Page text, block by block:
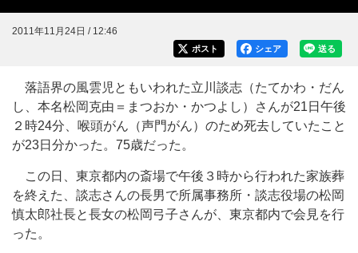
2011年11月24日 / 12:46
送る
シェア
ポスト
落語界の風雲児ともいわれた立川談志（たてかわ・だん
し、本名松岡克由＝まつおか・かつよし）さんが21日午後
２時24分、喉頭がん（声門がん）のため死去していたこと
が23日分かった。75歳だった。
この日、東京都内の斎場で午後３時から行われた家族葬
を終えた、談志さんの長男で所属事務所・談志役場の松岡
慎太郎社長と長女の松岡弓子さんが、東京都内で会見を行
った。